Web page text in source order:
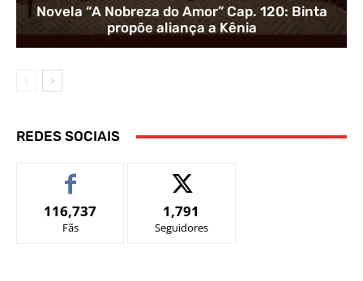
Novela “A Nobreza do Amor” Cap. 120: Binta
propõe aliança a Kênia
REDES SOCIAIS
116,737
Fãs
1,791
Seguidores